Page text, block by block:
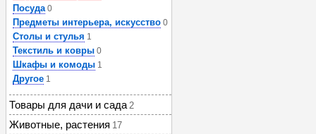
Посуда 0
Предметы интерьера, искусство 0
Столы и стулья 1
Текстиль и ковры 0
Шкафы и комоды 1
Другое 1
Товары для дачи и сада 2
Животные, растения 17